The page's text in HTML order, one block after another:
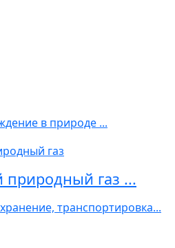
в природе ...
газ ...
транспортировка...